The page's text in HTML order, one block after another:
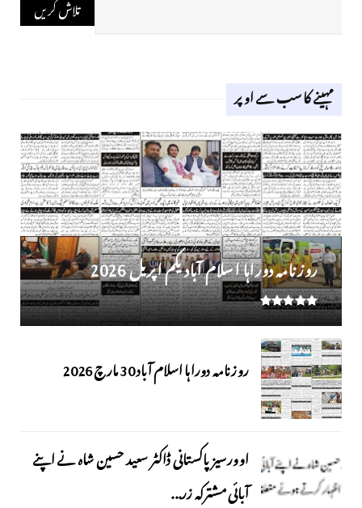
مہینے کا سب سے اوپر
روز نامہ دوراہا اسلام آباد یکم اپریل 2026
روزنامہ دوراہا اسلام آباد 30 مارچ 2026
اوورسیز پاکستانی ڈاکٹر سعید حسین شاہ نے اپنے
آبائی مشترکہ زر...